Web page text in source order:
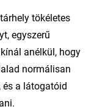
tökéletes
egyszerű
anélkül, hogy
normálisan
és a látogatóid